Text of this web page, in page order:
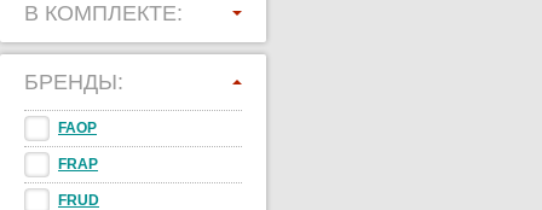
В КОМПЛЕКТЕ:
БРЕНДЫ:
FAOP
FRAP
FRUD